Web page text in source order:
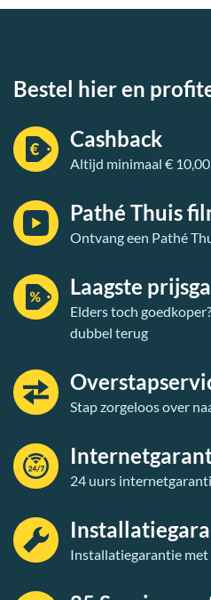
Bestel hier en
Cashback
Altijd minimaal €
Pathé Thuis
Ontvang een Pathé
Laagste
Elders toch
dubbel terug
Stap zorgeloos over
24 uurs
Installatiegarantie